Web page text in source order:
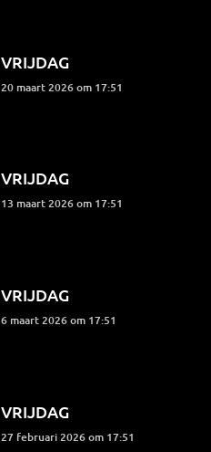
VRIJDAG
20 maart 2026 om 17:51
VRIJDAG
13 maart 2026 om 17:51
VRIJDAG
6 maart 2026 om 17:51
VRIJDAG
27 februari 2026 om 17:51